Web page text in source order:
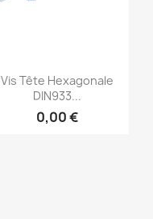
Aperçu rapide
Vis Tête Hexagonale
DIN933...
0,00 €